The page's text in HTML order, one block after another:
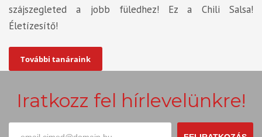
szájszegleted a jobb füledhez! Ez a Chili Salsa!
Életízesítő!
További tanáraink
Iratkozz fel hírlevelünkre!